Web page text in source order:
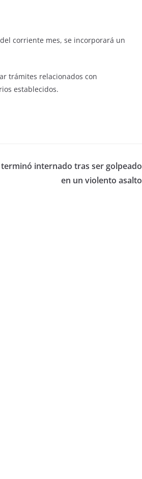
corriente mes, se incorporará un
trámites relacionados con
establecidos.
internado tras ser golpeado
en un violento asalto